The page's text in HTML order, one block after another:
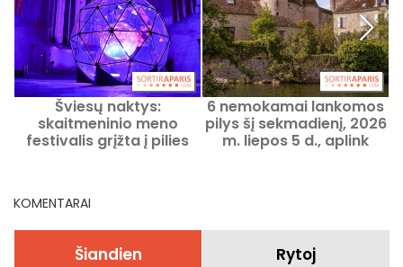
Šviesų naktys:
skaitmeninio meno
festivalis grįžta į pilies
6 nemokamai lankomos
pilys šį sekmadienį, 2026
m. liepos 5 d., aplink
KOMENTARAI
Šiandien Rytoj